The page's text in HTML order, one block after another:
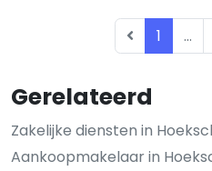
Gerelateerd
Zakelijke diensten in
Aankoopmakelaar in
1 ...